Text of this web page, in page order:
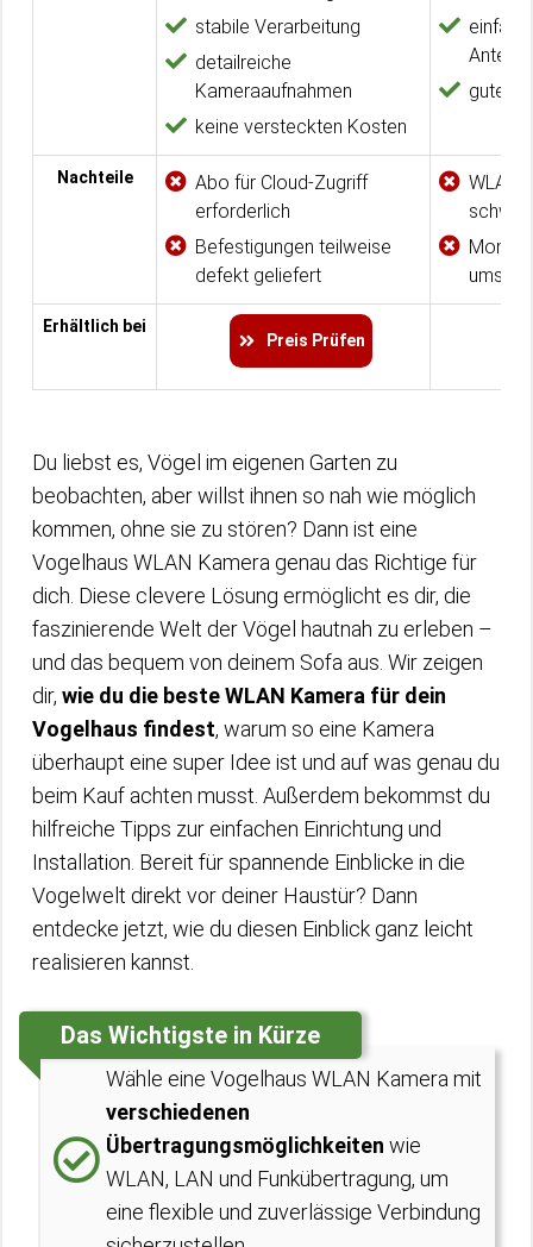
stabile Verarbeitung
detailreiche
Kameraaufnahmen
keine versteckten Kosten
gute
Nachteile
Abo für Cloud-Zugriff
erforderlich
Befestigungen teilweise
defekt geliefert
WLAN-
Erhältlich bei
Preis Prüfen
Du liebst es, Vögel im eigenen Garten zu
beobachten, aber willst ihnen so nah wie möglich
kommen, ohne sie zu stören? Dann ist eine
Vogelhaus WLAN Kamera genau das Richtige für
dich. Diese clevere Lösung ermöglicht es dir, die
faszinierende Welt der Vögel hautnah zu erleben –
und das bequem von deinem Sofa aus. Wir zeigen
dir, wie du die beste WLAN Kamera für dein
Vogelhaus findest, warum so eine Kamera
überhaupt eine super Idee ist und auf was genau du
beim Kauf achten musst. Außerdem bekommst du
hilfreiche Tipps zur einfachen Einrichtung und
Installation. Bereit für spannende Einblicke in die
Vogelwelt direkt vor deiner Haustür? Dann
entdecke jetzt, wie du diesen Einblick ganz leicht
realisieren kannst.
Das Wichtigste in Kürze
Wähle eine Vogelhaus WLAN Kamera mit
verschiedenen
Übertragungsmöglichkeiten wie
WLAN, LAN und Funkübertragung, um
eine flexible und zuverlässige Verbindung